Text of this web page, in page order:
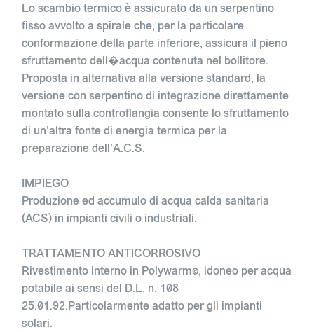
Lo scambio termico è assicurato da un serpentino
fisso avvolto a spirale che, per la particolare
conformazione della parte inferiore, assicura il pieno
sfruttamento dell�acqua contenuta nel bollitore.
Proposta in alternativa alla versione standard, la
versione con serpentino di integrazione direttamente
montato sulla controflangia consente lo sfruttamento
di un'altra fonte di energia termica per la
preparazione dell'A.C.S.
IMPIEGO
Produzione ed accumulo di acqua calda sanitaria
(ACS) in impianti civili o industriali.
TRATTAMENTO ANTICORROSIVO
Rivestimento interno in Polywarm©, idoneo per acqua
potabile ai sensi del D.L. n. 108
25.01.92.Particolarmente adatto per gli impianti
solari.